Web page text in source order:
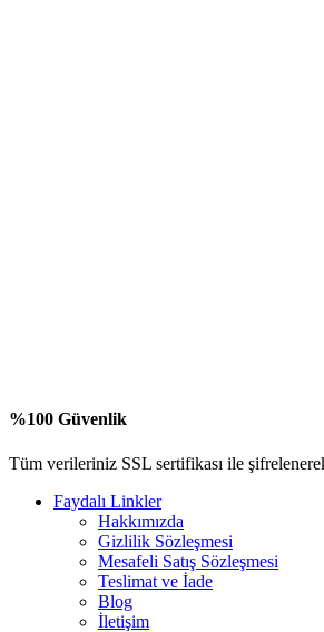
%100 Güvenlik
Tüm verileriniz SSL sertifikası ile
Faydalı Linkler
Hakkımızda
Gizlilik Sözleşmesi
Mesafeli Satış Sözleşmesi
Teslimat ve İade
Blog
İletişim